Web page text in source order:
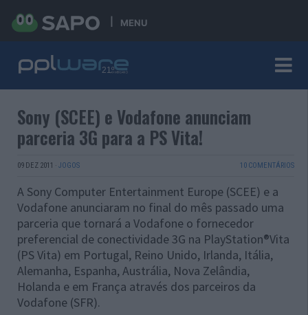
MENU
Sony (SCEE) e Vodafone anunciam
parceria 3G para a PS Vita!
09 DEZ 2011 · JOGOS 10 COMENTÁRIOS
A Sony Computer Entertainment Europe (SCEE) e a
Vodafone anunciaram no final do mês passado uma
parceria que tornará a Vodafone o fornecedor
preferencial de conectividade 3G na PlayStation®Vita
(PS Vita) em Portugal, Reino Unido, Irlanda, Itália,
Alemanha, Espanha, Austrália, Nova Zelândia,
Holanda e em França através dos parceiros da
Vodafone (SFR).